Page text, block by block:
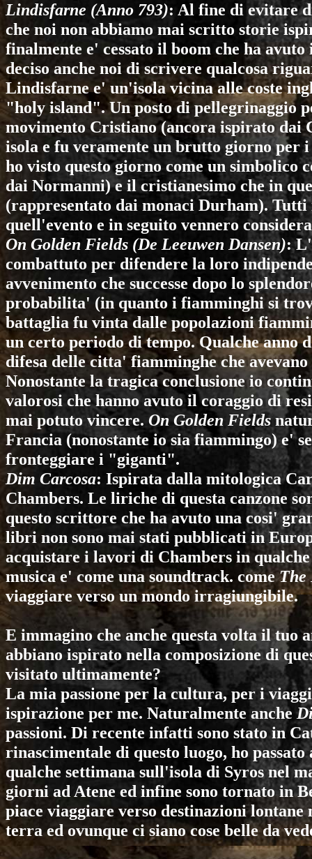
Lindisfarne (Anno 793): Al fine di evitare
che noi non abbiamo mai scritto storie
finalmente e' cessato il boom che ha
deciso anche noi di scrivere qualcosa
Lindisfarne e' un'isola vicina alle coste
"holy island". Un posto di pellegrinaggio
movimento Cristiano (ancora ispirato dai
isola e fu veramente un brutto giorno per
ho visto questo giorno come un
dai Normanni) e il cristianesimo che in
(rappresentato dai monaci Durham).
quell'evento e in seguito vennero
On Golden Fields (De Leeuwen Dansen):
combattuto per difendere la loro
avvenimento che successe dopo lo
probabilita' (in quanto i fiamminghi si
battaglia fu vinta dalle popolazioni
un certo periodo di tempo. Qualche
difesa delle citta' fiamminghe che
Nonostante la tragica conclusione io
valorosi che hanno avuto il coraggio di
mai potuto vincere. On Golden Fields
Francia (nonostante io sia fiammingo) e'
fronteggiare i "giganti".
Dim Carcosa: Ispirata dalla mitologica
Chambers. Le liriche di questa canzone
questo scrittore che ha avuto una cosi'
libri non sono mai stati pubblicati in
acquistare i lavori di Chambers in
musica e' come una soundtrack. comeThe
viaggiare verso un mondo irragiungibile.
E immagino che anche questa volta il tuo
abbiano ispirato nella composizione di
visitato ultimamente?
La mia passione per la cultura, per i
ispirazione per me. Naturalmente anche
passioni. Di recente infatti sono stato in
rinascimentale di questo luogo, ho
qualche settimana sull'isola di Syros nel
giorni ad Atene ed infine sono tornato in
piace viaggiare verso destinazioni
terra ed ovunque ci siano cose belle da